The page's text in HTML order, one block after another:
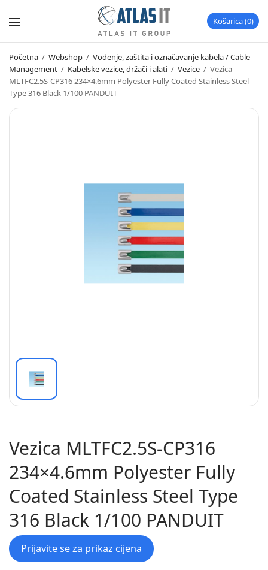
Košarica 0
Početna / Webshop / Vođenje, zaštita i označavanje kabela / Cable
Management / Kabelske vezice, držači i alati / Vezice / Vezica
MLTFC2.5S-CP316 234×4.6mm Polyester Fully Coated Stainless Steel
Type 316 Black 1/100 PANDUIT
Vezica MLTFC2.5S-CP316
234×4.6mm Polyester Fully
Coated Stainless Steel Type
316 Black 1/100 PANDUIT
Prijavite se za prikaz cijena